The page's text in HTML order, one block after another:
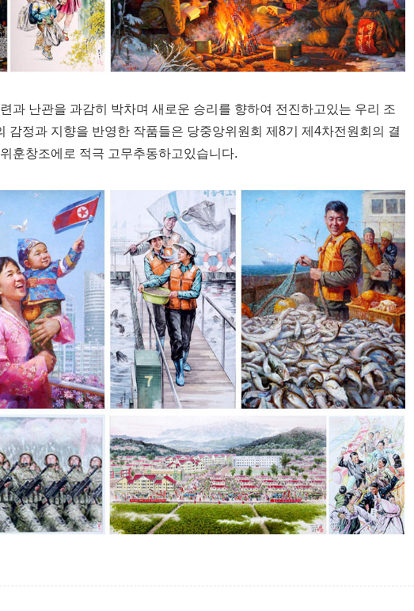
과 난관을 과감히 박차며 새로운 승리를 향하여 전진하고있는 우리 조
감정과 지향을 반영한 작품들은 당중앙위원회 제8기 제4차전원회의 결
훈창조에로 적극 고무추동하고있습니다.